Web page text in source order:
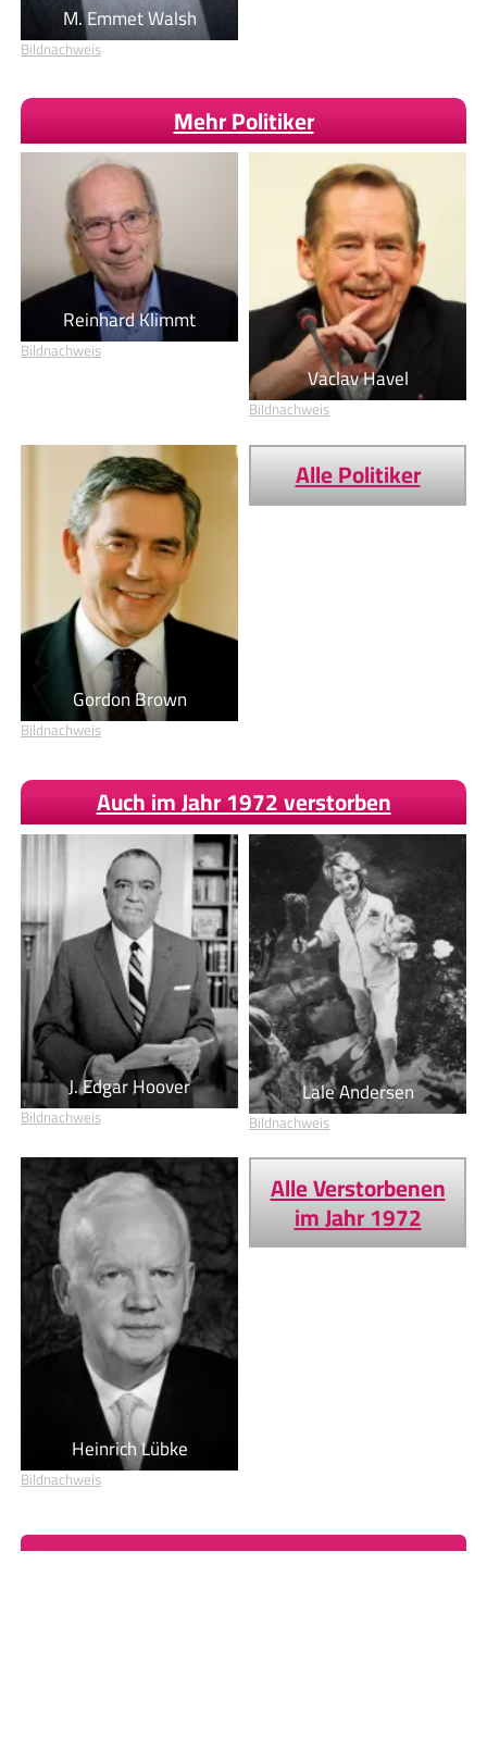
M. Emmet Walsh
Bildnachweis
Mehr Politiker
Reinhard Klimmt
Bildnachweis
Vaclav Havel
Bildnachweis
Gordon Brown
Bildnachweis
Alle Politiker
Auch im Jahr 1972 verstorben
J. Edgar Hoover
Bildnachweis
Lale Andersen
Bildnachweis
Heinrich Lübke
Bildnachweis
Alle Verstorbenen
im Jahr 1972
Geburtstage von heute